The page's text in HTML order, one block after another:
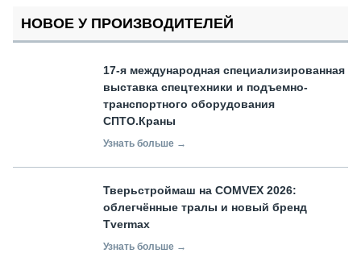
НОВОЕ У ПРОИЗВОДИТЕЛЕЙ
17-я международная специализированная
выставка спецтехники и подъемно-
транспортного оборудования
СПТО.Краны
Узнать больше →
Тверьстроймаш на COMVEX 2026:
облегчённые тралы и новый бренд
Tvermax
Узнать больше →